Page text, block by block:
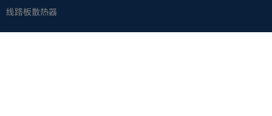
线路板散热器